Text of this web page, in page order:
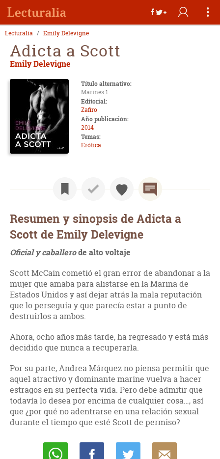
Lecturalia Emily Delevigne
Adicta a Scott
Emily Delevigne
Título alternativo:
Marines 1
Editorial:
Zafiro
Año publicación:
2014
Temas:
Erótica
Resumen y sinopsis de Adicta a
Scott de Emily Delevigne
Oficial y caballerode alto voltaje
Scott McCain cometió el gran error de abandonar a la
mujer que amaba para alistarse en la Marina de
Estados Unidos y así dejar atrás la mala reputación
que lo perseguía y que parecía estar a punto de
destruirlos a ambos.
Ahora, ocho años más tarde, ha regresado y está más
decidido que nunca a recuperarla.
Por su parte, Andrea Márquez no piensa permitir que
aquel atractivo y dominante marine vuelva a hacer
estragos en su perfecta vida. Pero debe admitir que
todavía lo desea por encima de cualquier cosa…, así
que ¿por qué no adentrarse en una relación sexual
durante el tiempo que esté Scott de permiso?